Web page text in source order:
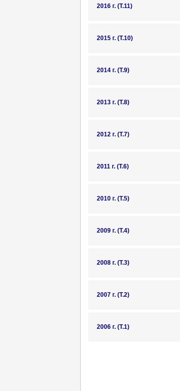
2016 г. (Т.11)
2015 г. (Т.10)
2014 г. (Т.9)
2013 г. (Т.8)
2012 г. (Т.7)
2011 г. (Т.6)
2010 г. (Т.5)
2009 г. (Т.4)
2008 г. (Т.3)
2007 г. (Т.2)
2006 г. (Т.1)